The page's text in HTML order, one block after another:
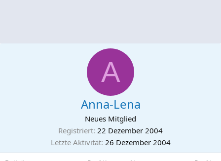
A
Anna-Lena
Neues Mitglied
Registriert 22 Dezember 2004
Letzte Aktivität 26 Dezember 2004